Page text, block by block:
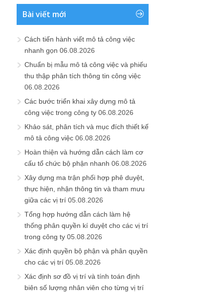
Bài viết mới
Cách tiến hành viết mô tả công việc
nhanh gọn 06.08.2026
Chuẩn bị mẫu mô tả công việc và phiếu
thu thập phân tích thông tin công việc
06.08.2026
Các bước triển khai xây dựng mô tả
công việc trong công ty 06.08.2026
Khảo sát, phân tích và mục đích thiết kế
mô tả công việc 06.08.2026
Hoàn thiện và hướng dẫn cách làm cơ
cấu tổ chức bộ phận nhanh 06.08.2026
Xây dựng ma trận phối hợp phê duyệt,
thực hiện, nhận thông tin và tham mưu
giữa các vị trí 05.08.2026
Tổng hợp hướng dẫn cách làm hệ
thống phân quyền kí duyệt cho các vị trí
trong công ty 05.08.2026
Xác định quyền bộ phận và phân quyền
cho các vị trí 05.08.2026
Xác định sơ đồ vị trí và tính toán định
biên số lượng nhân viên cho từng vị trí